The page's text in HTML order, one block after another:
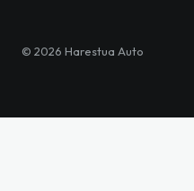
© 2026 Harestua Auto